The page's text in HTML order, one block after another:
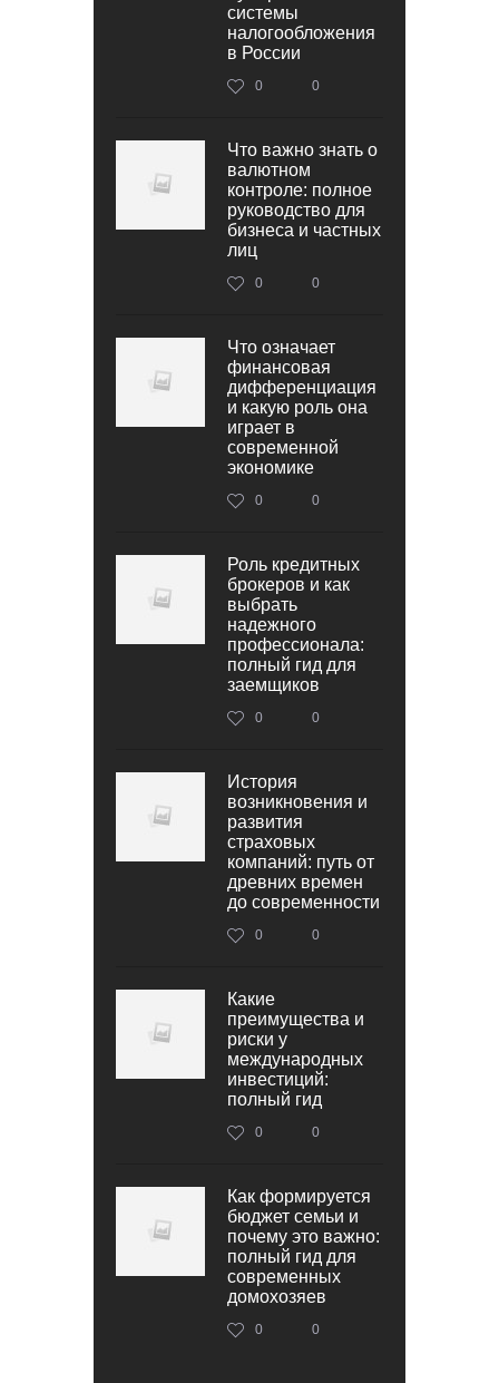
системы
налогообложения
в России
0 0
Что важно знать о
валютном
контроле: полное
руководство для
бизнеса и частных
лиц
0 0
Что означает
финансовая
дифференциация
и какую роль она
играет в
современной
экономике
0 0
Роль кредитных
брокеров и как
выбрать
надежного
профессионала:
полный гид для
заемщиков
0 0
История
возникновения и
развития
страховых
компаний: путь от
древних времен
до современности
0 0
Какие
преимущества и
риски у
международных
инвестиций:
полный гид
0 0
Как формируется
бюджет семьи и
почему это важно:
полный гид для
современных
домохозяев
0 0